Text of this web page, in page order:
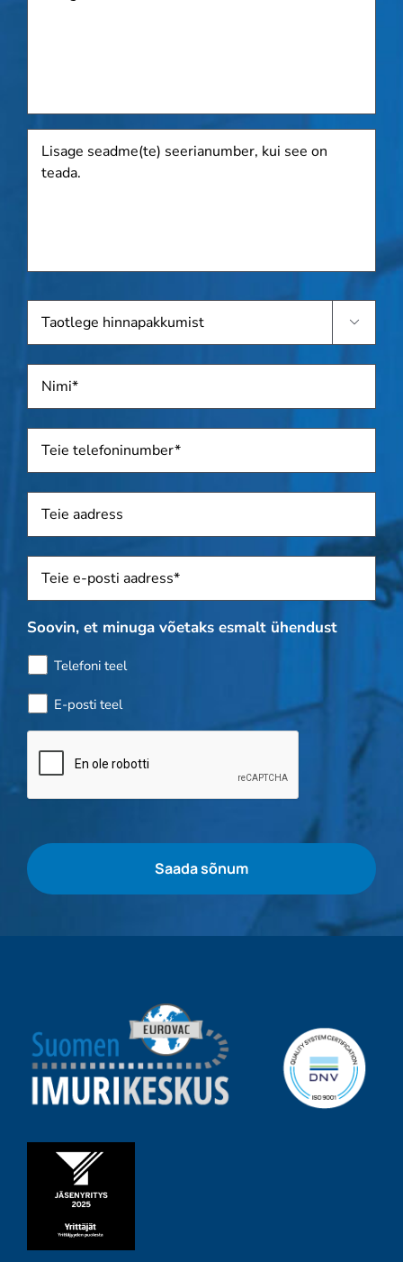
seadme(te)
seerianumber,
hinnapakkumist

Nimi *
Telefon *
Aadress
Sposti *
Soovin, et minuga võetaks esmalt ühendust
Telefoni teel
E-posti teel